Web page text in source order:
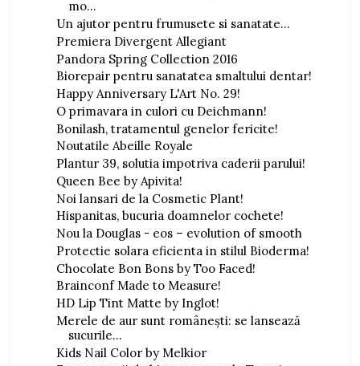
mo...
Un ajutor pentru frumusete si sanatate...
Premiera Divergent Allegiant
Pandora Spring Collection 2016
Biorepair pentru sanatatea smaltului dentar!
Happy Anniversary L'Art No. 29!
O primavara in culori cu Deichmann!
Bonilash, tratamentul genelor fericite!
Noutatile Abeille Royale
Plantur 39, solutia impotriva caderii parului!
Queen Bee by Apivita!
Noi lansari de la Cosmetic Plant!
Hispanitas, bucuria doamnelor cochete!
Nou la Douglas - eos – evolution of smooth
Protectie solara eficienta in stilul Bioderma!
Chocolate Bon Bons by Too Faced!
Brainconf Made to Measure!
HD Lip Tint Matte by Inglot!
Merele de aur sunt româneşti: se lansează
sucurile...
Kids Nail Color by Melkior